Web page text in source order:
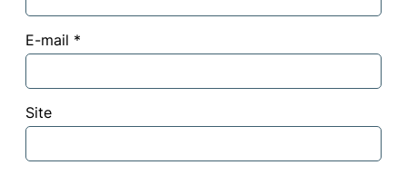
E-mail *
Site